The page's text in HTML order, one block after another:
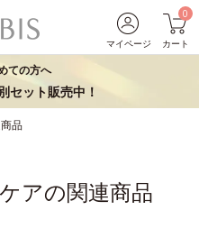
マイページ
0
カート
ての方へ
セット販売中！
品
アの関連商品